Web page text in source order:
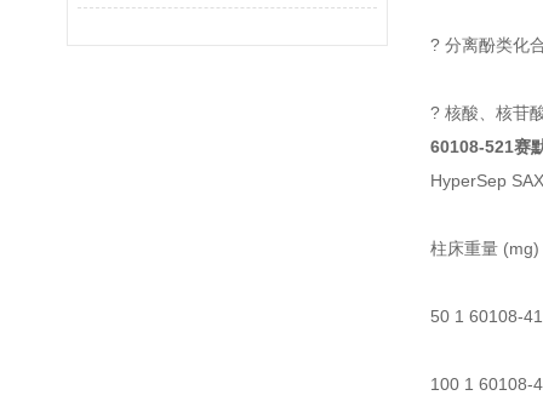
? 分离酚类化
? 核酸、核苷
60108-521赛
HyperSep
柱床重量
50 1 60108-
100 1 60108-